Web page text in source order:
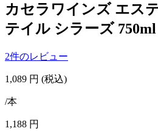
カセラワインズ エス
テイル シラーズ 750ml
2件のレビュー
1,089 円 (税込)
/本
1,188 円